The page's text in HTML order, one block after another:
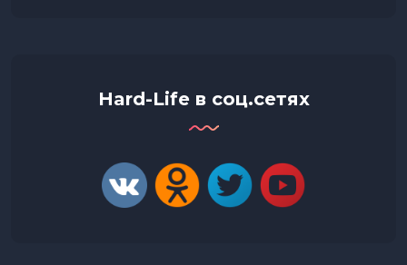
Hard-Life в соц.сетях